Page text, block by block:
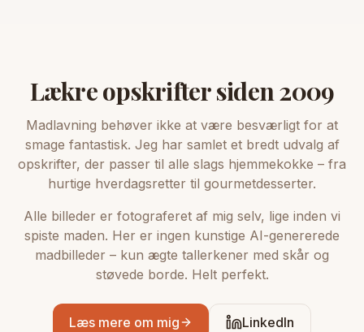
Lækre opskrifter siden 2009
Madlavning behøver ikke at være besværligt for at
smage fantastisk. Jeg har samlet et bredt udvalg af
opskrifter, der passer til alle slags hjemmekokke – fra
hurtige hverdagsretter til gourmetdesserter.
Alle billeder er fotograferet af mig selv, lige inden vi
spiste maden. Her er ingen kunstige AI-genererede
madbilleder – kun ægte tallerkener med skår og
støvede borde. Helt perfekt.
Læs mere om mig LinkedIn